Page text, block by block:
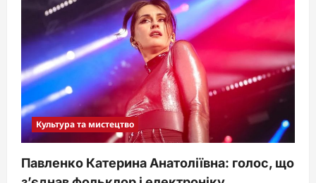
Культура та мистецтво
Павленко Катерина Анатоліївна: голос, що